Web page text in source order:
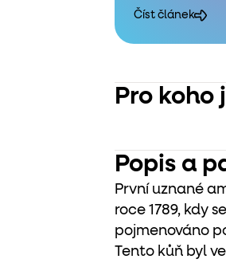
Číst článek
Pro koho
Popis a
První uznané
roce 1789, kdy
pojmenováno
Tento kůň byl